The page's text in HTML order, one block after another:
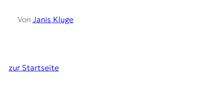
Von Janis Kluge
zur Startseite